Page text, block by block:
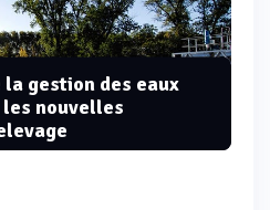
gestion des eaux
nouvelles